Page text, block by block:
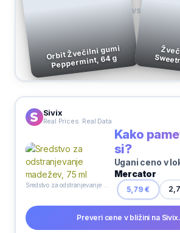
Orbit Žvečilni gumi
Peppermint, 64 g
VS
Sivix
Real Prices. Real Data
Kako
si?
Ugani ceno v
Mercator
5,79 €
Preveri cene v bližini na